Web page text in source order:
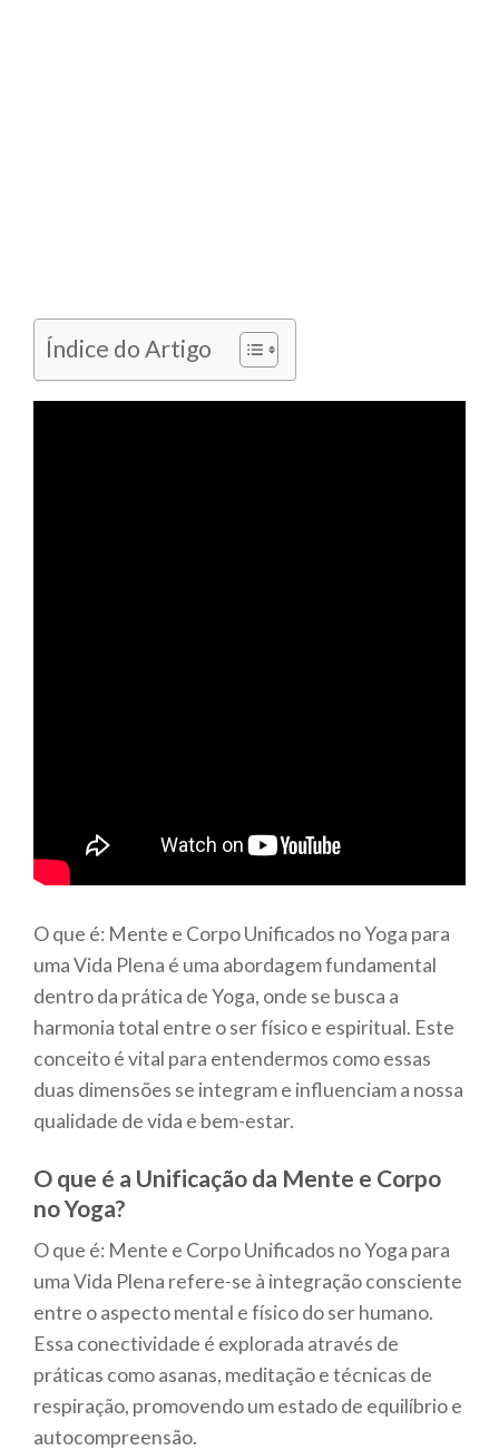
Índice do Artigo
O que é: Mente e Corpo Unificados no Yoga para
uma Vida Plena é uma abordagem fundamental
dentro da prática de Yoga, onde se busca a
harmonia total entre o ser físico e espiritual. Este
conceito é vital para entendermos como essas
duas dimensões se integram e influenciam a nossa
qualidade de vida e bem-estar.
O que é a Unificação da Mente e Corpo
no Yoga?
O que é: Mente e Corpo Unificados no Yoga para
uma Vida Plena refere-se à integração consciente
entre o aspecto mental e físico do ser humano.
Essa conectividade é explorada através de
práticas como asanas, meditação e técnicas de
respiração, promovendo um estado de equilíbrio e
autocompreensão.